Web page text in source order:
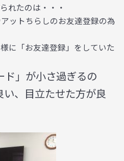
れたのは・・・
ットちらしのお友達登録の為
に「お友達登録」をしていた
ド」が小さ過ぎるの
、目立たせた方が良